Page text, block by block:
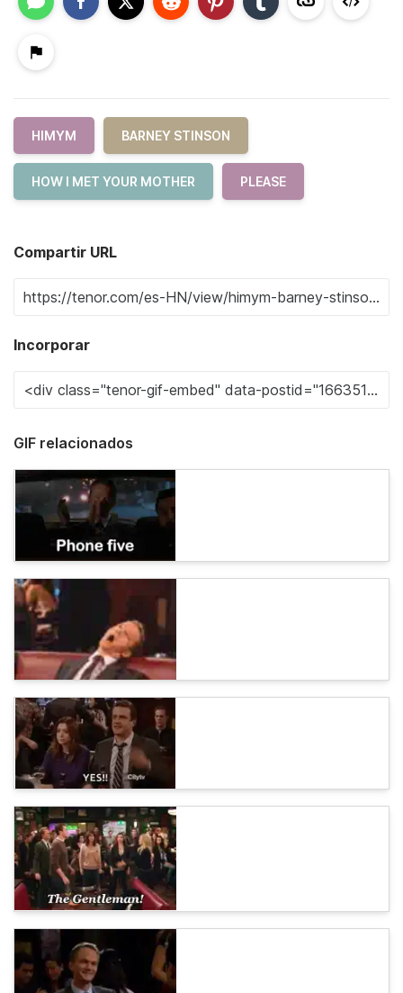
HIMYM BARNEY STINSON
HOW I MET YOUR MOTHER PLEASE
Compartir URL
Incorporar
GIF relacionados